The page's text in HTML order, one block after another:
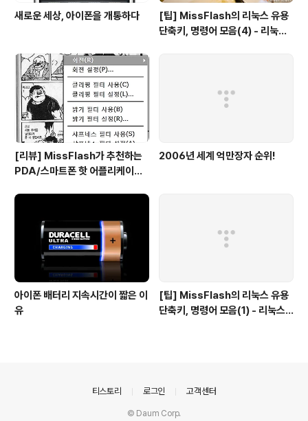
새로운 세상, 아이폰을 개통하다
[팁] MissFlash의 리눅스 유용
단축키, 명령어 모음(4) - 리눅스
[리뷰] MissFlash가 추천하는
PDA/스마트폰 핫 어플리케이션
PS
2006년 세계 억만장자 순위!
아이폰 배터리 지속시간이 짧은 이
유
[팁] MissFlash의 리눅스 유용
단축키, 명령어 모음(1) - 리눅스
티스토리 로그인 고객센터
© Daum Corp.